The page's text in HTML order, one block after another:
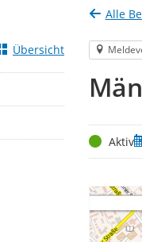
Alle
StatusAktiv
Übersicht